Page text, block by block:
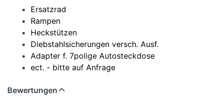
Ersatzrad
Rampen
Heckstützen
Diebstahlsicherungen versch. Ausf.
Adapter f. 7polige Autosteckdose
ect. - bitte auf Anfrage
Bewertungen